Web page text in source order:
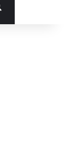
Arama yap ...